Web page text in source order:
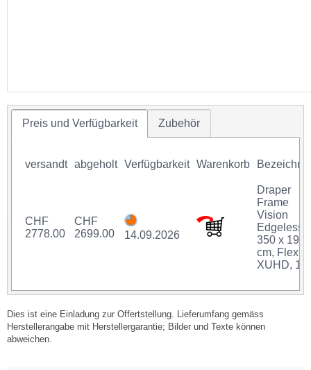
Preis und Verfügbarkeit Zubehör
versandt abgeholt Verfügbarkeit Warenkorb
CHF
2778.00
CHF
2699.00
14.09.2026
Draper
Frame
Vision
Edgeless,
350 x 197
cm,
XUHD,
Dies ist eine Einladung zur Offertstellung. Lieferumfang gemäss
Herstellerangabe mit Herstellergarantie; Bilder und Texte können
abweichen.